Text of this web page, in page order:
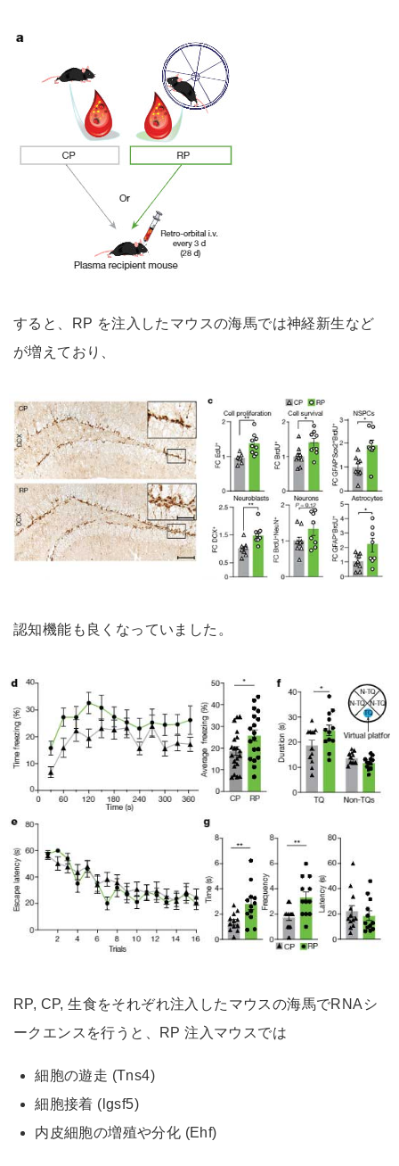
すると、RP を注入したマウスの海馬では神経新生など
が増えており、
認知機能も良くなっていました。
RP, CP, 生食をそれぞれ注入したマウスの海馬でRNAシ
ークエンスを行うと、RP 注入マウスでは
細胞の遊走 (Tns4)
細胞接着 (lgsf5)
内皮細胞の増殖や分化 (Ehf)